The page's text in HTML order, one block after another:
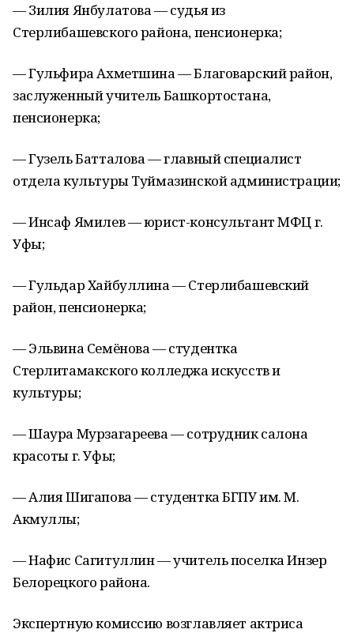
— Зилия Янбулатова — судья из
Стерлибашевского района, пенсионерка;
— Гульфира Ахметшина — Благоварский район,
заслуженный учитель Башкортостана,
пенсионерка;
— Гузель Батталова — главный специалист
отдела культуры Туймазинской администрации;
— Инсаф Ямилев — юрист-консультант МФЦ г.
Уфы;
— Гульдар Хайбуллина — Стерлибашевский
район, пенсионерка;
— Эльвина Семёнова — студентка
Стерлитамакского колледжа искусств и
культуры;
— Шаура Мурзагареева — сотрудник салона
красоты г. Уфы;
— Алия Шигапова — студентка БГПУ им. М.
Акмуллы;
— Нафис Сагитуллин — учитель поселка Инзер
Белорецкого района.
Экспертную комиссию возглавляет актриса